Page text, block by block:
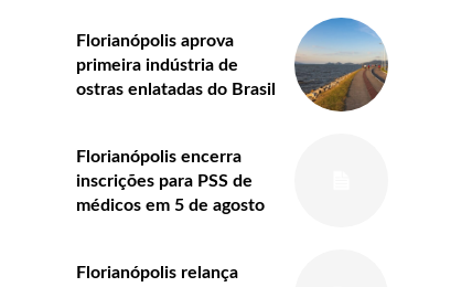
Florianópolis aprova
primeira indústria de
ostras enlatadas do Brasil
Florianópolis encerra
inscrições para PSS de
médicos em 5 de agosto
Florianópolis relança